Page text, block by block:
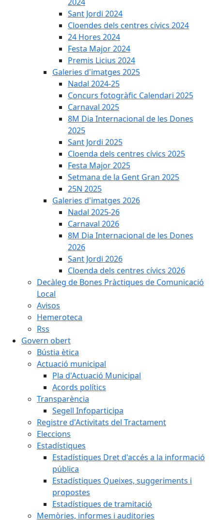
Sant Jordi 2024
Cloendes dels centres cívics 2024
24 Hores 2024
Festa Major 2024
Premis Licius 2024
Galeries d'imatges 2025
Nadal 2024-25
Concurs fotogràfic Calendari 2025
Carnaval 2025
8M Dia Internacional de les Dones
2025
Sant Jordi 2025
Cloenda dels centres cívics 2025
Festa Major 2025
Setmana de la Gent Gran 2025
25N 2025
Galeries d'imatges 2026
Nadal 2025-26
Carnaval 2026
8M Dia Internacional de les Dones
2026
Sant Jordi 2026
Cloenda dels centres cívics 2026
Decàleg de Bones Pràctiques de Comunicació
Local
Avisos
Hemeroteca
Rss
Govern obert
Bústia ètica
Actuació municipal
Pla d'Actuació Municipal
Acords polítics
Transparència
Segell Infoparticipa
Registre d'Activitats del Tractament
Eleccions
Estadístiques
Estadístiques Dret d'accés a la informació
pública
Estadístiques Queixes, suggeriments i
propostes
Estadístiques de tramitació
Memòries, informes i auditories